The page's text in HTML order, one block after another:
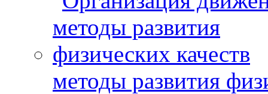
методы развития